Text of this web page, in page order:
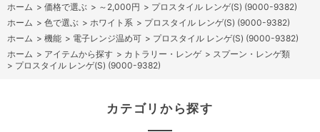
ホーム > 価格で選ぶ > ～2,000円 > プロスタイル レンゲ(S) (9000-9382)
ホーム > 色で選ぶ > ホワイト系 > プロスタイル レンゲ(S) (9000-9382)
ホーム > 機能 > 電子レンジ温め可 > プロスタイル レンゲ(S) (9000-9382)
ホーム > アイテムから探す > カトラリー・レンゲ > スプーン・レンゲ類
> プロスタイル レンゲ(S) (9000-9382)
カテゴリから探す